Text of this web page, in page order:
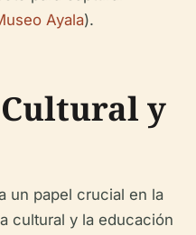
Ayala).
y
un papel crucial en la
cultural y la educación